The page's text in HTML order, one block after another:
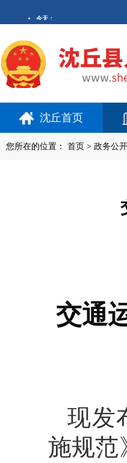
沈丘首页
您所在的位置： 首页 > 政务公开
交通
现发
施规范